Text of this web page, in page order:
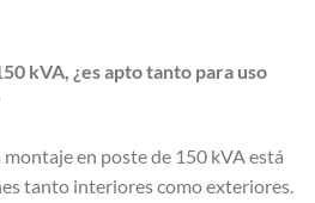
kVA, ¿es apto tanto para uso
en poste de 150 kVA está
tanto interiores como exteriores.